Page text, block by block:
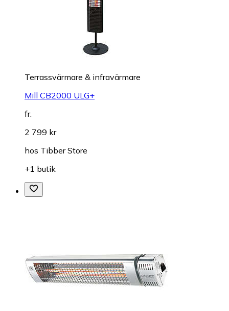
Terrassvärmare & infravärmare
Mill CB2000 ULG+
fr.
2 799 kr
hos Tibber Store
+1 butik